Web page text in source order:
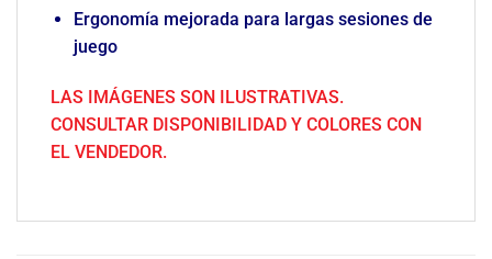
Ergonomía mejorada para largas sesiones de
juego
LAS IMÁGENES SON ILUSTRATIVAS.
CONSULTAR DISPONIBILIDAD Y COLORES CON
EL VENDEDOR.